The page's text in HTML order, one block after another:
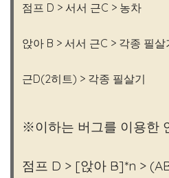
점프 D > 서서 근C > 농차
앉아 B > 서서 근C > 각종 필살
근D(2히트) > 각종 필살기
※이하는 버그를 이용한
점프 D > [앉아 B]*n >